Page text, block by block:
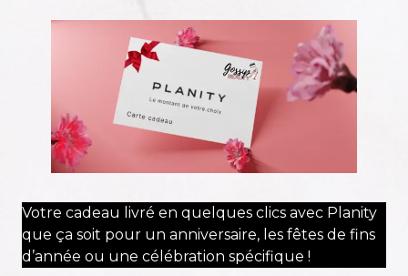
Votre cadeau livré en quelques clics avec Planity
que ça soit pour un anniversaire, les fêtes de fins
d’année ou une célébration spécifique !